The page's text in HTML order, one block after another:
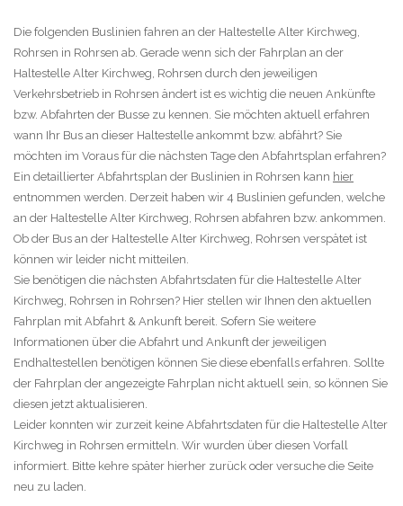
Die folgenden Buslinien fahren an der Haltestelle Alter Kirchweg,
Rohrsen in Rohrsen ab. Gerade wenn sich der Fahrplan an der
Haltestelle Alter Kirchweg, Rohrsen durch den jeweiligen
Verkehrsbetrieb in Rohrsen ändert ist es wichtig die neuen Ankünfte
bzw. Abfahrten der Busse zu kennen. Sie möchten aktuell erfahren
wann Ihr Bus an dieser Haltestelle ankommt bzw. abfährt? Sie
möchten im Voraus für die nächsten Tage den Abfahrtsplan erfahren?
Ein detaillierter Abfahrtsplan der Buslinien in Rohrsen kann hier
entnommen werden. Derzeit haben wir 4 Buslinien gefunden, welche
an der Haltestelle Alter Kirchweg, Rohrsen abfahren bzw. ankommen.
Ob der Bus an der Haltestelle Alter Kirchweg, Rohrsen verspätet ist
können wir leider nicht mitteilen.
Sie benötigen die nächsten Abfahrtsdaten für die Haltestelle Alter
Kirchweg, Rohrsen in Rohrsen? Hier stellen wir Ihnen den aktuellen
Fahrplan mit Abfahrt & Ankunft bereit. Sofern Sie weitere
Informationen über die Abfahrt und Ankunft der jeweiligen
Endhaltestellen benötigen können Sie diese ebenfalls erfahren. Sollte
der Fahrplan der angezeigte Fahrplan nicht aktuell sein, so können Sie
diesen jetzt aktualisieren.
Leider konnten wir zurzeit keine Abfahrtsdaten für die Haltestelle Alter
Kirchweg in Rohrsen ermitteln. Wir wurden über diesen Vorfall
informiert. Bitte kehre später hierher zurück oder versuche die Seite
neu zu laden.